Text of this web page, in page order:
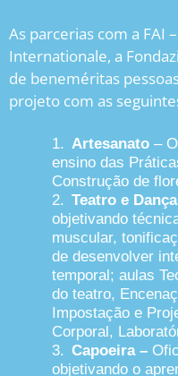
As parcerias com a FAI
Internationale, a
de beneméritas
projeto com as
1. Artesanato –
ensino das
Construção de
2. Teatro e
objetivando
muscular,
de desenvolver
temporal; aulas
do teatro,
Impostação e
Corporal,
3. Capoeira –
objetivando o